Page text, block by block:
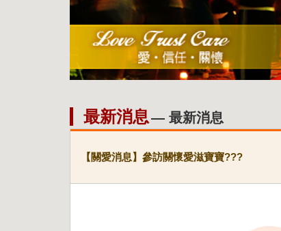
最新消息— 最新消息
【關愛消息】參訪關懷愛滋寶寶???